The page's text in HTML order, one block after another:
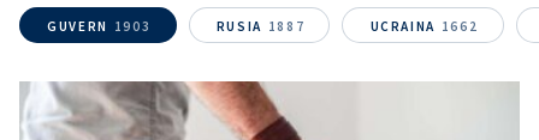
GUVERN 1903 RUSIA 1887 UCRAINA 1662
Mesajul știrei
+ Mesajul știrei